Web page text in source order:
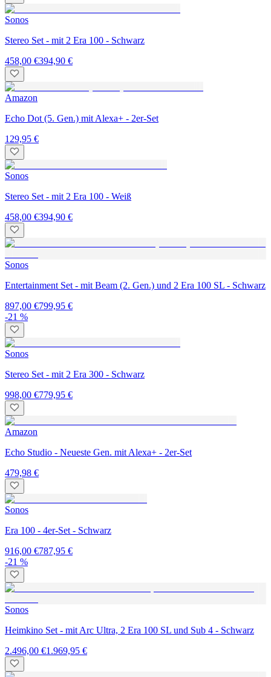
Sonos
Stereo Set - mit 2 Era 100 - Schwarz
458,00 €394,90 €
Amazon
Echo Dot (5. Gen.) mit Alexa+ - 2er-Set
129,95 €
Sonos
Stereo Set - mit 2 Era 100 - Weiß
458,00 €394,90 €
Sonos
Entertainment Set - mit Beam (2. Gen.) und 2 Era 100 SL - Schwarz
897,00 €799,95 €
-21 %
Sonos
Stereo Set - mit 2 Era 300 - Schwarz
998,00 €779,95 €
Amazon
Echo Studio - Neueste Gen. mit Alexa+ - 2er-Set
479,98 €
Sonos
Era 100 - 4er-Set - Schwarz
916,00 €787,95 €
-21 %
Sonos
Heimkino Set - mit Arc Ultra, 2 Era 100 SL und Sub 4 - Schwarz
2.496,00 €1.969,95 €